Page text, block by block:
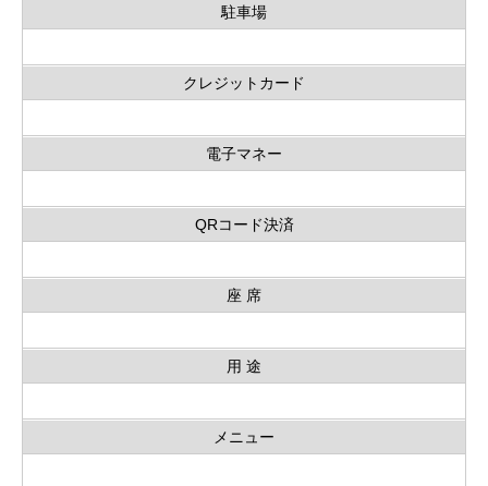
駐車場
クレジットカード
電子マネー
QRコード決済
座 席
用 途
メニュー